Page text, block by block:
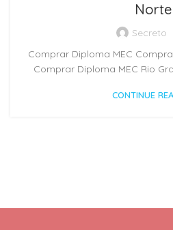
Norte
Secreto
Comprar Diploma MEC
Comprar Diploma MEC Rio
CONTINUE